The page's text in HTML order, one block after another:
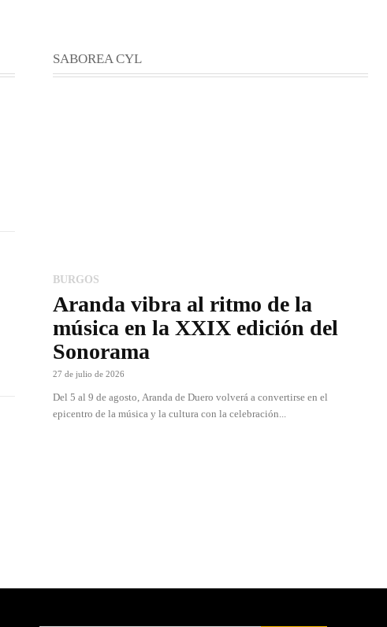
SABOREA CYL
BURGOS
Aranda vibra al ritmo de la
música en la XXIX edición del
Sonorama
27 de julio de 2026
Del 5 al 9 de agosto, Aranda de Duero volverá a convertirse en el
epicentro de la música y la cultura con la celebración...